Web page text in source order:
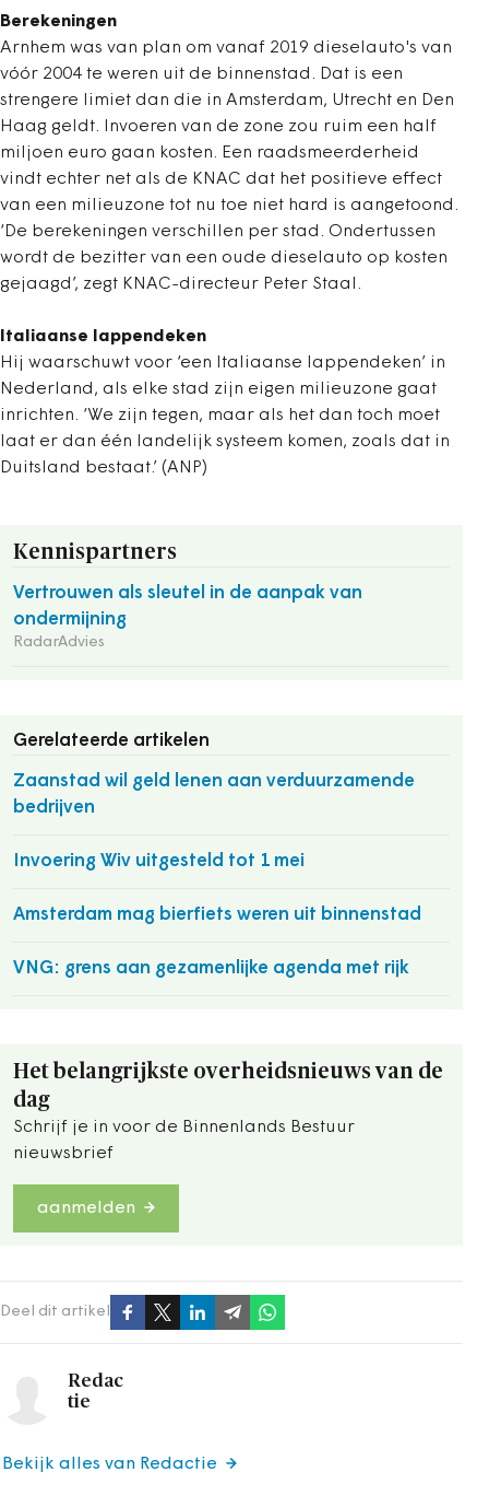
Berekeningen
Arnhem was van plan om vanaf 2019 dieselauto's van
vóór 2004 te weren uit de binnenstad. Dat is een
strengere limiet dan die in Amsterdam, Utrecht en Den
Haag geldt. Invoeren van de zone zou ruim een half
miljoen euro gaan kosten. Een raadsmeerderheid
vindt echter net als de KNAC dat het positieve effect
van een milieuzone tot nu toe niet hard is aangetoond.
‘De berekeningen verschillen per stad. Ondertussen
wordt de bezitter van een oude dieselauto op kosten
gejaagd’, zegt KNAC-directeur Peter Staal.
Italiaanse lappendeken
Hij waarschuwt voor ‘een Italiaanse lappendeken’ in
Nederland, als elke stad zijn eigen milieuzone gaat
inrichten. ‘We zijn tegen, maar als het dan toch moet
laat er dan één landelijk systeem komen, zoals dat in
Duitsland bestaat.’ (ANP)
Kennispartners
Vertrouwen als sleutel in de aanpak van
ondermijning
RadarAdvies
Gerelateerde artikelen
Zaanstad wil geld lenen aan verduurzamende
bedrijven
Invoering Wiv uitgesteld tot 1 mei
Amsterdam mag bierfiets weren uit binnenstad
VNG: grens aan gezamenlijke agenda met rijk
Het belangrijkste overheidsnieuws van de
dag
Schrijf je in voor de Binnenlands Bestuur
nieuwsbrief
aanmelden
Deel dit artikel
Redac
tie
Bekijk alles van Redactie